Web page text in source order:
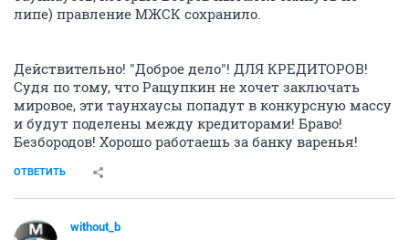
липе) правление МЖСК сохранило.
Действительно! "Доброе дело"! ДЛЯ КРЕДИТОРОВ!
Судя по тому, что Ращупкин не хочет заключать
мировое, эти таунхаусы попадут в конкурсную массу
и будут поделены между кредиторами! Браво!
Безбородов! Хорошо работаешь за банку варенья!
ОТВЕТИТЬ
without_b